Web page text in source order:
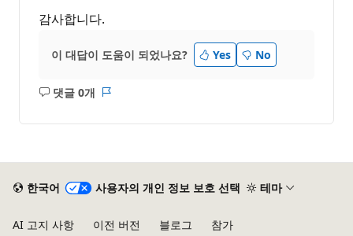
감사합니다.
이 대답이 도움이 되었나요? Yes No
댓글 0개
설
한국어 사용자의 개인 정보 보호 선택 테마
AI 고지 사항 이전 버전 블로그 참가